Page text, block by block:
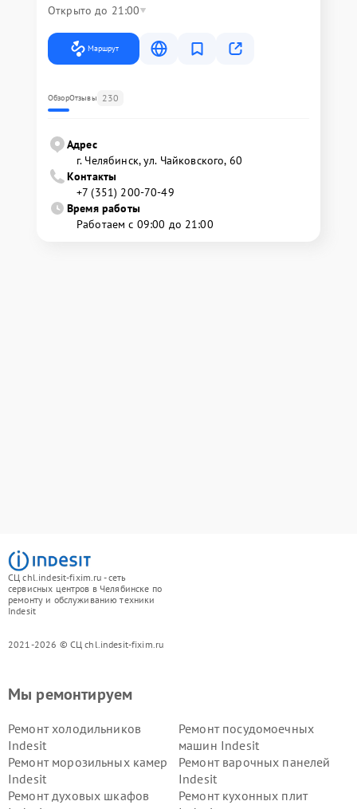
Открыто до 21:00
Маршрут
ОбзорОтзывы 230
Адрес
г. Челябинск, ул. Чайковского, 60
Контакты
+7 (351) 200-70-49
Время работы
Работаем с 09:00 до 21:00
СЦ chl.indesit-fixim.ru - сеть
сервисных центров в Челябинске по
ремонту и обслуживанию техники
Indesit
2021-2026 © СЦ chl.indesit-fixim.ru
Мы ремонтируем
Ремонт холодильников
Indesit
Ремонт посудомоечных
машин Indesit
Ремонт морозильных камер
Indesit
Ремонт варочных панелей
Indesit
Ремонт духовых шкафов
Ремонт кухонных плит